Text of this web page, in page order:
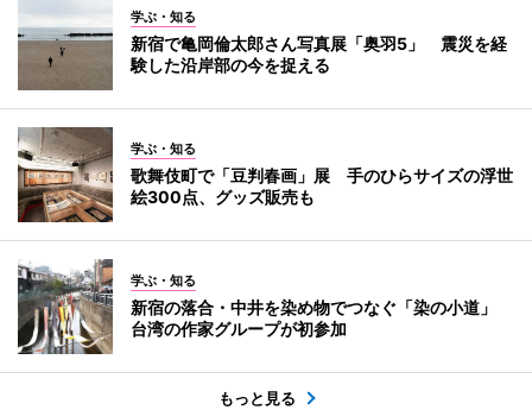
学ぶ・知る
新宿で亀岡倫太郎さん写真展「奥羽5」 震災を経
験した沿岸部の今を捉える
学ぶ・知る
歌舞伎町で「豆判春画」展 手のひらサイズの浮世
絵300点、グッズ販売も
学ぶ・知る
新宿の落合・中井を染め物でつなぐ「染の小道」
台湾の作家グループが初参加
もっと見る